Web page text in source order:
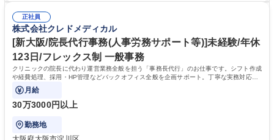
の他に担当頂く業務が発生する場合があります。 募集職種 【営業事務】
業務職/三井物産グループ/平均残業時間10H/完全週休2日
ション力がある方。 ・チャレンジを厭わず、粘り強く業務に取り組める
方。多様な関係者と謙虚に信頼関係を構築でき、期限を意識したスケジュ
ール管理が出来る方。※将来的に他部署（営業部門、コーポレート部門）
へのジョブローテーションの可能性があります。 学歴・資格 学歴：大学
院 大学 語学力： 資格：宅地建物取引士
正社員
株式会社クレドメディカル
[新大阪/院長代行事務(人事労務サポート等)]未経験/年休
123日/フレックス制 一般事務
クリニックの院長に代わり運営業務全般を担う「事務長代行」のお仕事です。シフト作成
や経費処理、採用・HP管理などバックオフィス全般を企画サポート。丁寧な実務対応で
現場を支え、専門スキルを構築できます。
月給
30万3000円以上
勤務地